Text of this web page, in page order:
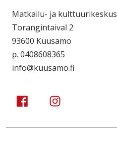
Matkailu- ja
Torangintaival 2
93600 Kuusamo
p. 0408608365
info@kuusamo.fi
Kuusamo Karhuntassu
Kuusamo